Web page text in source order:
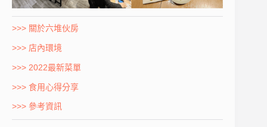
>>> 關於六堆伙房
>>> 店內環境
>>> 2022最新菜單
>>> 食用心得分享
>>> 參考資訊